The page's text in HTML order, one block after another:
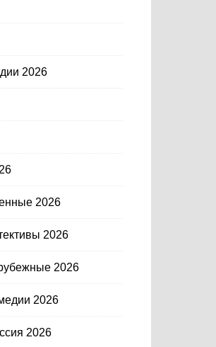
2026
2026
2026
2026
2026
2026